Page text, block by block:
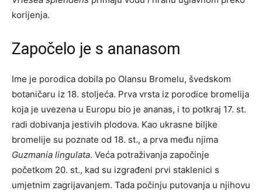
korijenja.
Započelo je s ananasom
Ime je porodica dobila po Olansu Bromelu, švedskom
botaničaru iz 18. stoljeća. Prva vrsta iz porodice bromelija
koja je uvezena u Europu bio je ananas, i to potkraj 17. st.
radi dobivanja jestivih plodova. Kao ukrasne biljke
bromelije su poznate od 18. st., a prva među njima
Guzmania lingulata. Veća potraživanja započinje
početkom 20. st., kad su izgrađeni prvi staklenici s
umjetnim zagrijavanjem. Tada počinju putovanja u njihovu